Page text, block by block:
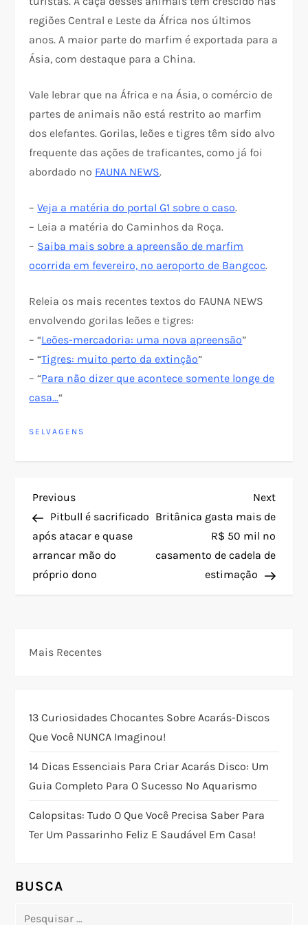
regiões Central e Leste da África nos últimos
anos. A maior parte do marfim é exportada para a
Ásia, com destaque para a China.
Vale lebrar que na África e na Ásia, o comércio de
partes de animais não está restrito ao marfim
dos elefantes. Gorilas, leões e tigres têm sido alvo
frequente das ações de traficantes, como já foi
abordado no FAUNA NEWS.
–Veja a matéria do portal G1 sobre o caso.
– Leia a matéria do Caminhos da Roça.
– Saiba mais sobre a apreensão de marfim
ocorrida em fevereiro, no aeroporto de Bangcoc.
Releia os mais recentes textos do FAUNA NEWS
envolvendo gorilas leões e tigres:
– “Leões-mercadoria: uma nova apreensão”
– “Tigres: muito perto da extinção”
– “Para não dizer que acontece somente longe de
casa…“
SELVAGENS
N
a
v
a
ã
o
d
e
o
Previous
Post
Previous
Pitbull é sacrificado
após atacar e quase
arrancar mão do
próprio dono
Next
Post
Next
Britânica gasta mais de
R$ 50 mil no
casamento de cadela de
estimação
Mais Recentes
13 Curiosidades Chocantes Sobre Acarás-Discos
Que Você NUNCA Imaginou!
14 Dicas Essenciais Para Criar Acarás Disco: Um
Guia Completo Para O Sucesso No Aquarismo
Calopsitas: Tudo O Que Você Precisa Saber Para
Ter Um Passarinho Feliz E Saudável Em Casa!
BUSCA
Pesquisar